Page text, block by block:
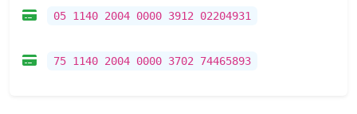
05 1140 2004 0000 3912 02204931
75 1140 2004 0000 3702 74465893